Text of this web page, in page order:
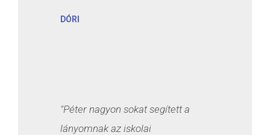
DÓRI
"Péter nagyon sokat segített a
lányomnak az iskolai